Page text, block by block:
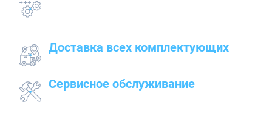
Доставка всех комплектующих
Сервисное обслуживание